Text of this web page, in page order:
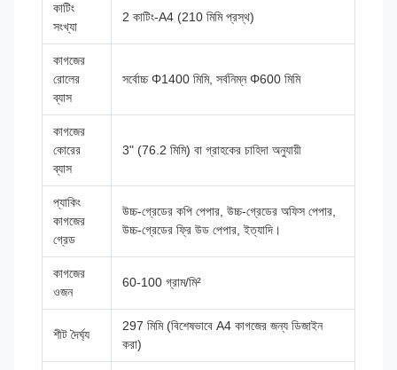
কাটিং
সংখ্যা
2 কাটিং-A4 (210 মিমি প্রস্থ)
কাগজের
রোলের
ব্যাস
সর্বোচ্চ Φ1400 মিমি, সর্বনিম্ন Φ600 মিমি
কাগজের
কোরের
ব্যাস
3" (76.2 মিমি) বা গ্রাহকের চাহিদা অনুযায়ী
প্যাকিং
কাগজের
গ্রেড
উচ্চ-গ্রেডের কপি পেপার, উচ্চ-গ্রেডের অফিস পেপার,
উচ্চ-গ্রেডের ফ্রি উড পেপার, ইত্যাদি।
কাগজের
ওজন
60-100 গ্রাম/মি²
শীট দৈর্ঘ্য
297 মিমি (বিশেষভাবে A4 কাগজের জন্য ডিজাইন
করা)